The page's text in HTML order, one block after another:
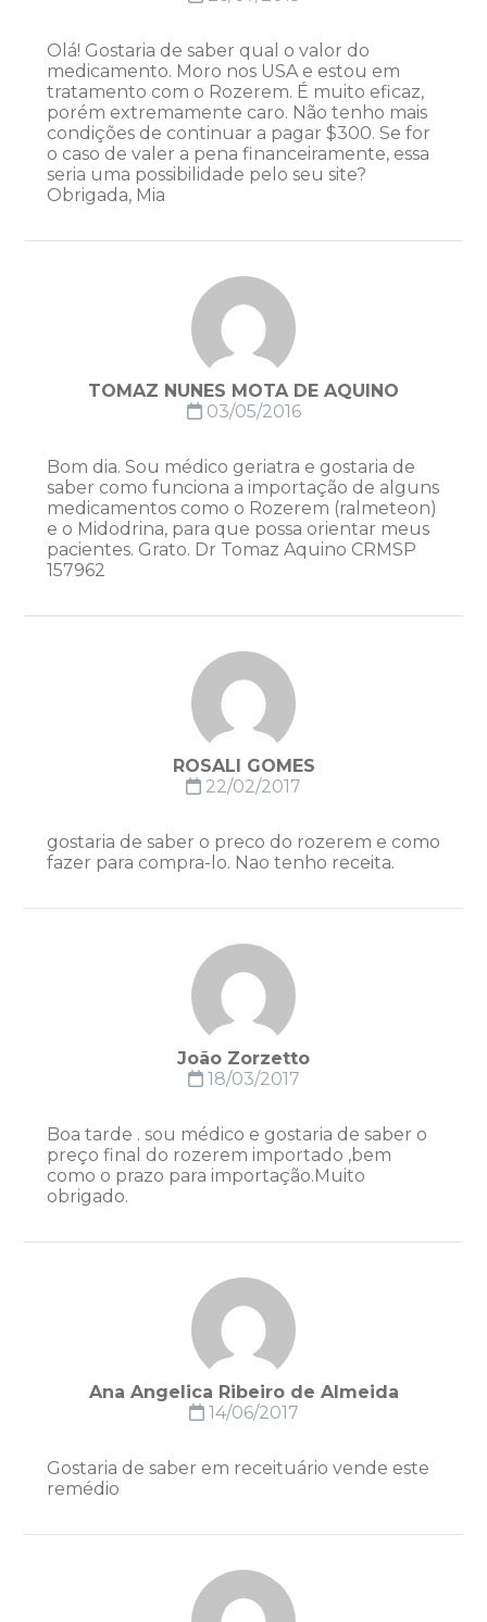
Olá! Gostaria de saber qual o valor do
medicamento. Moro nos USA e estou em
tratamento com o Rozerem. É muito eficaz,
porém extremamente caro. Não tenho mais
condições de continuar a pagar $300. Se for
o caso de valer a pena financeiramente, essa
seria uma possibilidade pelo seu site?
Obrigada, Mia
TOMAZ NUNES MOTA DE AQUINO
03/05/2016
Bom dia. Sou médico geriatra e gostaria de
saber como funciona a importação de alguns
medicamentos como o Rozerem (ralmeteon)
e o Midodrina, para que possa orientar meus
pacientes. Grato. Dr Tomaz Aquino CRMSP
157962
ROSALI GOMES
22/02/2017
gostaria de saber o preco do rozerem e como
fazer para compra-lo. Nao tenho receita.
João Zorzetto
18/03/2017
Boa tarde . sou médico e gostaria de saber o
preço final do rozerem importado ,bem
como o prazo para importação.Muito
obrigado.
Ana Angelica Ribeiro de Almeida
14/06/2017
Gostaria de saber em receituário vende este
remédio